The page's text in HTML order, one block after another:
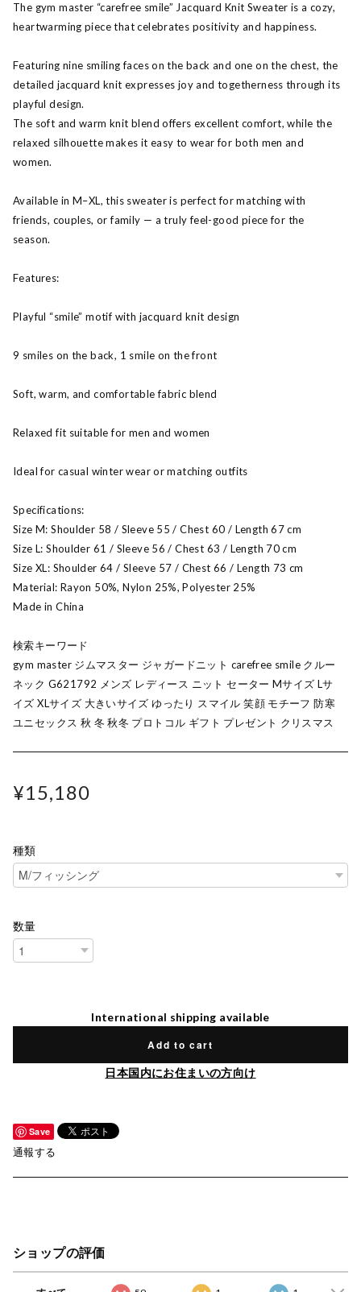
The gym master “carefree smile” Jacquard Knit Sweater is a cozy,
heartwarming piece that celebrates positivity and happiness.
Featuring nine smiling faces on the back and one on the chest, the
detailed jacquard knit expresses joy and togetherness through its
playful design.
The soft and warm knit blend offers excellent comfort, while the
relaxed silhouette makes it easy to wear for both men and
women.
Available in M–XL, this sweater is perfect for matching with
friends, couples, or family — a truly feel-good piece for the
season.
Features:
Playful “smile” motif with jacquard knit design
9 smiles on the back, 1 smile on the front
Soft, warm, and comfortable fabric blend
Relaxed fit suitable for men and women
Ideal for casual winter wear or matching outfits
Specifications:
Size M: Shoulder 58 / Sleeve 55 / Chest 60 / Length 67 cm
Size L: Shoulder 61 / Sleeve 56 / Chest 63 / Length 70 cm
Size XL: Shoulder 64 / Sleeve 57 / Chest 66 / Length 73 cm
Material: Rayon 50%, Nylon 25%, Polyester 25%
Made in China
検索キーワード
gym master ジムマスター ジャガードニット carefree smile クルー
ネック G621792 メンズ レディース ニット セーター Mサイズ Lサ
イズ XLサイズ 大きいサイズ ゆったり スマイル 笑顔 モチーフ 防寒
ユニセックス 秋 冬 秋冬 プロトコル ギフト プレゼント クリスマス
¥15,180
種類
数量
International shipping available
Add to cart
日本国内にお住まいの方向け
Save
通報する
ショップの評価